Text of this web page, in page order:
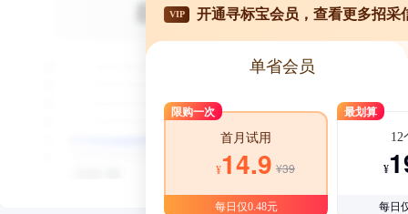
VIP 开通寻标宝会员，查看更多招采
单省会员
限购一次
首月试用
¥14.9 ¥39
每日仅0.48元
最划算
12
¥
每日